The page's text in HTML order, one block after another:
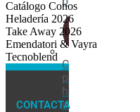
Cajas
para
helado
de corte
Catálogo Conos
Heladería 2026
Take Away 2026
Emendatori & Vayra
Tecnoblend
CONTACTA